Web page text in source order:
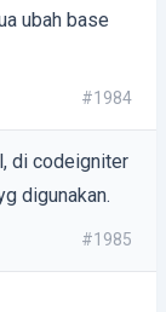
ubah base
#1984
di codeigniter
digunakan.
#1985